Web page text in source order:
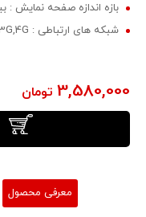
بازه اندازه صفحه نمایش : بین 8 تا 10
شبکه های ارتباطی : 2G,3G,4G
3,580,000 تومان
معرفی محصول